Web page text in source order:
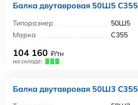
Балка двутавровая 50Ш5 С355
Типоразмер
50Ш5
Марка
С355
104 160 ₽/тн
на складе:
Балка двутавровая 50Ш3 С355